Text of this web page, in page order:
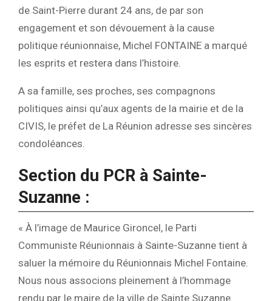
de Saint-Pierre durant 24 ans, de par son
engagement et son dévouement à la cause
politique réunionnaise, Michel FONTAINE a marqué
les esprits et restera dans l’histoire.
A sa famille, ses proches, ses compagnons
politiques ainsi qu’aux agents de la mairie et de la
CIVIS, le préfet de La Réunion adresse ses sincères
condoléances.
Section du PCR à Sainte-
Suzanne :
« À l’image de Maurice Gironcel, le Parti
Communiste Réunionnais à Sainte-Suzanne tient à
saluer la mémoire du Réunionnais Michel Fontaine.
Nous nous associons pleinement à l’hommage
rendu par le maire de la ville de Sainte Suzanne.